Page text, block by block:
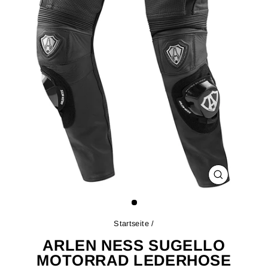
Startseite /
ARLEN NESS SUGELLO
MOTORRAD LEDERHOSE